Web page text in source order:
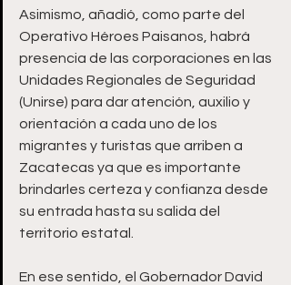
Asimismo, añadió, como parte del
Operativo Héroes Paisanos, habrá
presencia de las corporaciones en las
Unidades Regionales de Seguridad
(Unirse) para dar atención, auxilio y
orientación a cada uno de los
migrantes y turistas que arriben a
Zacatecas ya que es importante
brindarles certeza y confianza desde
su entrada hasta su salida del
territorio estatal.
En ese sentido, el Gobernador David